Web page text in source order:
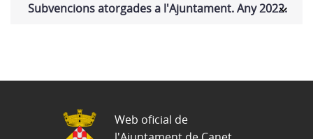
Subvencions atorgades a l'Ajuntament. Any 2022.
Web oficial de